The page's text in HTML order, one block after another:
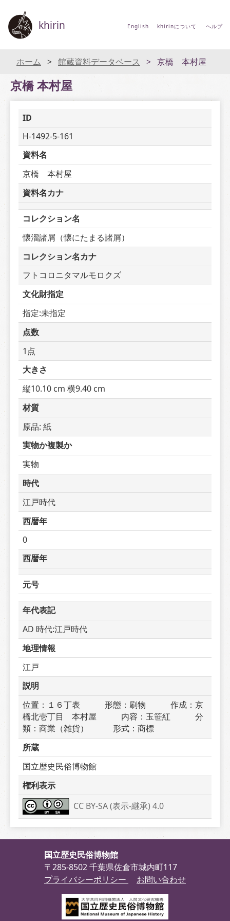
khirin English khirinについて ヘルプ
ホーム 館蔵資料データベース 京橋 本村屋
京橋 本村屋
ID
H-1492-5-161
資料名
京橋　本村屋
資料名カナ
コレクション名
懐溜諸屑（懐にたまる諸屑）
コレクション名カナ
フトコロニタマルモロクズ
文化財指定
指定:未指定
点数
1点
大きさ
縦10.10 cm 横9.40 cm
材質
原品: 紙
実物か複製か
実物
時代
江戸時代
西暦年
0
西暦年
元号
年代表記
AD 時代:江戸時代
地理情報
江戸
説明
位置：１６丁表　　　形態：刷物　　　作成：京
橋北壱丁目　本村屋　　　内容：玉笹紅　　　分
類：商業（雑貨）　　　形式：商標
所蔵
国立歴史民俗博物館
権利表示
CC BY-SA (表示-継承) 4.0
国立歴史民俗博物館
〒285-8502 千葉県佐倉市城内町117
プライバシーポリシー
お問い合わせ